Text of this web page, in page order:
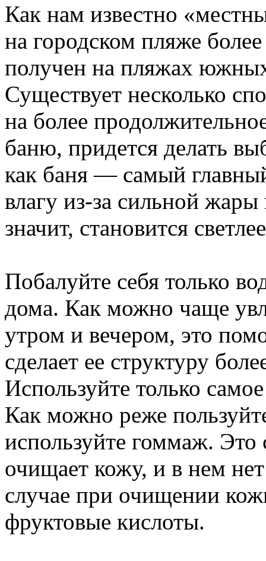
Как нам известно
на городском пляже
получен на пляжах
Существует несколько
на более
баню, придется делать
как баня — самый
влагу из-за сильной
значит, становится
Побалуйте себя только
дома. Как можно чаще
утром и вечером, это
сделает ее структуру
Используйте только
Как можно реже
используйте гоммаж. Это
очищает кожу, и в нем
случае при очищении
фруктовые кислоты.